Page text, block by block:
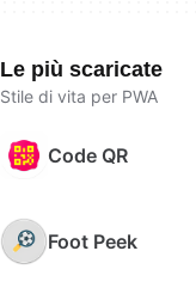
Le più scaricate
Stile di vita per PWA
Code QR
Foot Peek